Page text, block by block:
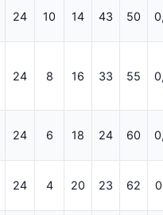
24 10 14 43 50
24 8 16 33 55
24 6 18 24 60
24 4 20 23 62